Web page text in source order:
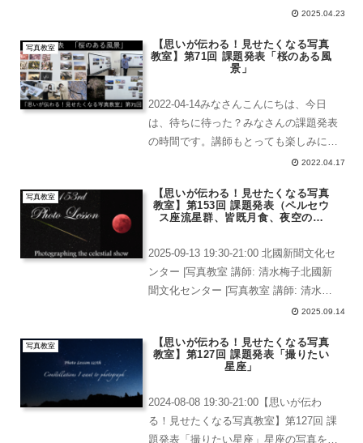
子みなさんこんにちは。自作絞りフィル
化センター 写真...
2025.04.23
写真教室
【思いが伝わる！見せたくなる写真
教室】第71回 課題発表「桜のある風
景」
2022-04-14みなさんこんにちは、今日
は、待ちに待った？みなさんの課題発表
の時間です。講師もとっても楽しみにし
ていました。今年は、桜が綺麗に咲き誇
ら、1回くらいは撮影のチャンスに恵ま
れたことと思います...
2022.04.17
写真教室
【思いが伝わる！見せたくなる写真
教室】第153回 課題発表（ペルセウ
ス座流星群、皆既月食、夜空の写
2025-09-13 19:30-21:00 北國新聞文化セ
ンター |写真教室 講師: 清水梅子北國新
聞文化センター |写真教室 講師: 清水梅
子皆さんこんにちは、今日は課題発表の
室 講師: 清水梅子今...
2025.09.14
写真教室
【思いが伝わる！見せたくなる写真
教室】第127回 課題発表「撮りたい
星座」
2024-08-08 19:30-21:00【思いが伝わ
る！見せたくなる写真教室】第127回 課
題発表「撮りたい星座」星座の写真を撮